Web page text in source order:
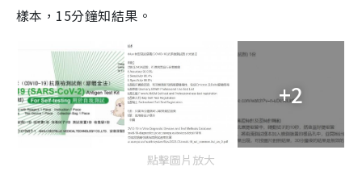
樣本，15分鐘知結果。
+2
點擊圖片放大